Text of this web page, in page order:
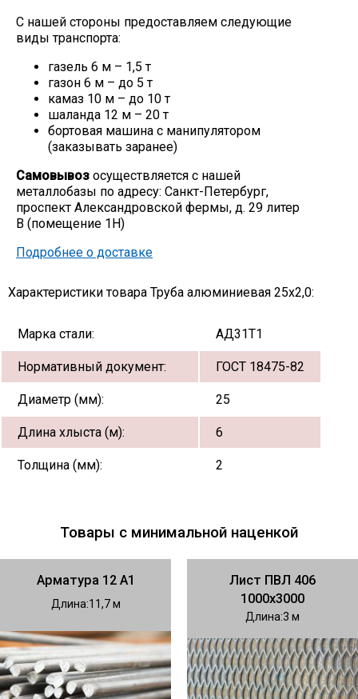
С нашей стороны предоставляем следующие
виды транспорта:
газель 6 м – 1,5 т
газон 6 м – до 5 т
камаз 10 м – до 10 т
шаланда 12 м – 20 т
бортовая машина с манипулятором
(заказывать заранее)
Самовывоз осуществляется с нашей
металлобазы по адресу: Санкт-Петербург,
проспект Александровской фермы, д. 29 литер
В (помещение 1Н)
Подробнее о доставке
Характеристики товара Труба алюминиевая 25х2,0:
Марка стали: АД31Т1
Нормативный документ: ГОСТ 18475-82
Диаметр (мм): 25
Длина хлыста (м): 6
Толщина (мм): 2
Товары с минимальной наценкой
Арматура 12 А1
Длина 11,7
Лист ПВЛ 406
1000х3000
Длина 3